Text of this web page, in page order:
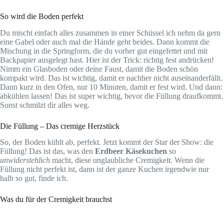
So wird die Boden perfekt
Du mischt einfach alles zusammen in einer Schüssel ich nehm da gern
eine Gabel oder auch mal die Hände geht beides. Dann kommt die
Mischung in die Springform, die du vorher gut eingefettet und mit
Backpapier ausgelegt hast. Hier ist der Trick: richtig fest andrücken!
Nimm ein Glasboden oder deine Faust, damit die Boden schön
kompakt wird. Das ist wichtig, damit er nachher nicht auseinanderfällt.
Dann kurz in den Ofen, nur 10 Minuten, damit er fest wird. Und dann:
abkühlen lassen! Das ist super wichtig, bevor die Füllung draufkommt.
Sonst schmilzt dir alles weg.
Die Füllung – Das cremige Herzstück
So, der Boden kühlt ab, perfekt. Jetzt kommt der Star der Show: die
Füllung! Das ist das, was den Erdbeer Käsekuchen so
unwiderstehlich macht, diese unglaubliche Cremigkeit. Wenn die
Füllung nicht perfekt ist, dann ist der ganze Kuchen irgendwie nur
halb so gut, finde ich.
Was du für der Cremigkeit brauchst